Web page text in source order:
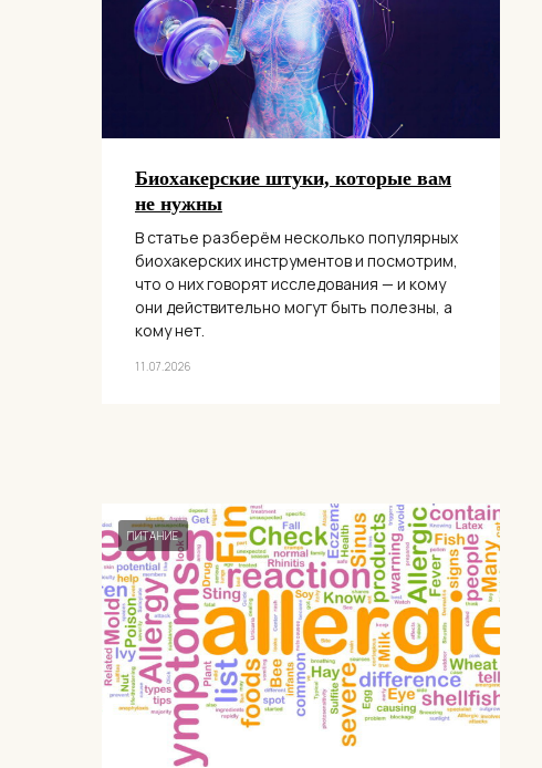
Биохакерские штуки, которые вам
не нужны
В статье разберём несколько популярных
биохакерских инструментов и посмотрим,
что о них говорят исследования — и кому
они действительно могут быть полезны, а
кому нет.
11.07.2026
ПИТАНИЕ